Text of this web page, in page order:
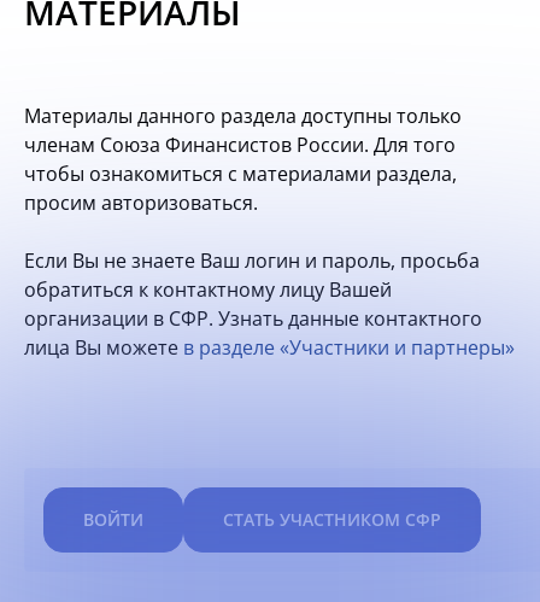
Материалы
опытом
Вступить
МАТЕРИАЛЫ
Материалы данного раздела доступны только
членам Союза Финансистов России. Для того
чтобы ознакомиться с материалами раздела,
просим авторизоваться.
Если Вы не знаете Ваш логин и пароль, просьба
обратиться к контактному лицу Вашей
организации в СФР. Узнать данные контактного
лица Вы можете в разделе «Участники и партнеры»
ВОЙТИ СТАТЬ УЧАСТНИКОМ СФР